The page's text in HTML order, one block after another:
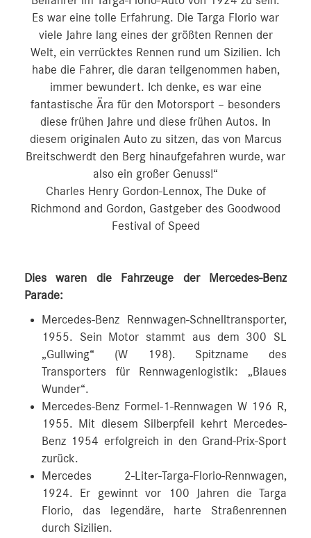
Es war eine tolle Erfahrung. Die Targa Florio war
viele Jahre lang eines der größten Rennen der
Welt, ein verrücktes Rennen rund um Sizilien. Ich
habe die Fahrer, die daran teilgenommen haben,
immer bewundert. Ich denke, es war eine
fantastische Ära für den Motorsport – besonders
diese frühen Jahre und diese frühen Autos. In
diesem originalen Auto zu sitzen, das von Marcus
Breitschwerdt den Berg hinaufgefahren wurde, war
also ein großer Genuss!“
Charles Henry Gordon-Lennox, The Duke of
Richmond and Gordon, Gastgeber des Goodwood
Festival of Speed
Dies waren die Fahrzeuge der Mercedes-Benz
Parade:
Mercedes-Benz Rennwagen-Schnelltransporter,
1955. Sein Motor stammt aus dem 300 SL
„Gullwing“ (W 198). Spitzname des
Transporters für Rennwagenlogistik: „Blaues
Wunder“.
Mercedes-Benz Formel-1-Rennwagen W 196 R,
1955. Mit diesem Silberpfeil kehrt Mercedes-
Benz 1954 erfolgreich in den Grand-Prix-Sport
zurück.
Mercedes 2-Liter-Targa-Florio-Rennwagen,
1924. Er gewinnt vor 100 Jahren die Targa
Florio, das legendäre, harte Straßenrennen
durch Sizilien.